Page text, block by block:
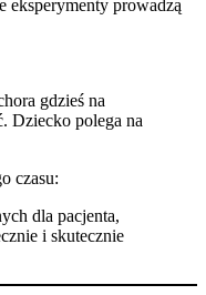
prowadzą
gdzieś na
Dziecko polega na
czasu:
dla pacjenta,
i skutecznie